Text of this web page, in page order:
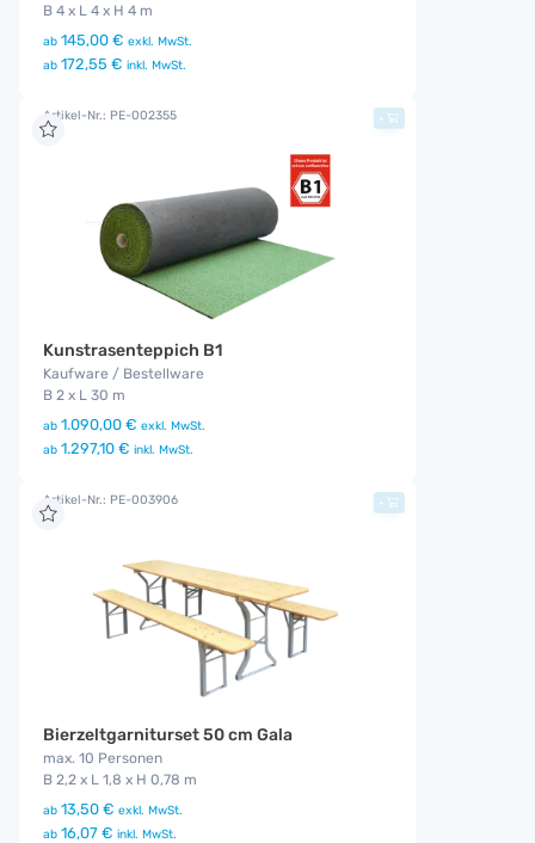
B 4 x L 4 x H 4 m
ab 145,00 € exkl. MwSt.
ab 172,55 € inkl. MwSt.
Artikel-Nr.: PE-002355
Kunstrasenteppich B1
Kaufware / Bestellware
B 2 x L 30 m
ab 1.090,00 € exkl. MwSt.
ab 1.297,10 € inkl. MwSt.
+
Artikel-Nr.: PE-003906
Bierzeltgarniturset 50 cm Gala
max. 10 Personen
B 2,2 x L 1,8 x H 0,78 m
ab 13,50 € exkl. MwSt.
ab 16,07 € inkl. MwSt.
+